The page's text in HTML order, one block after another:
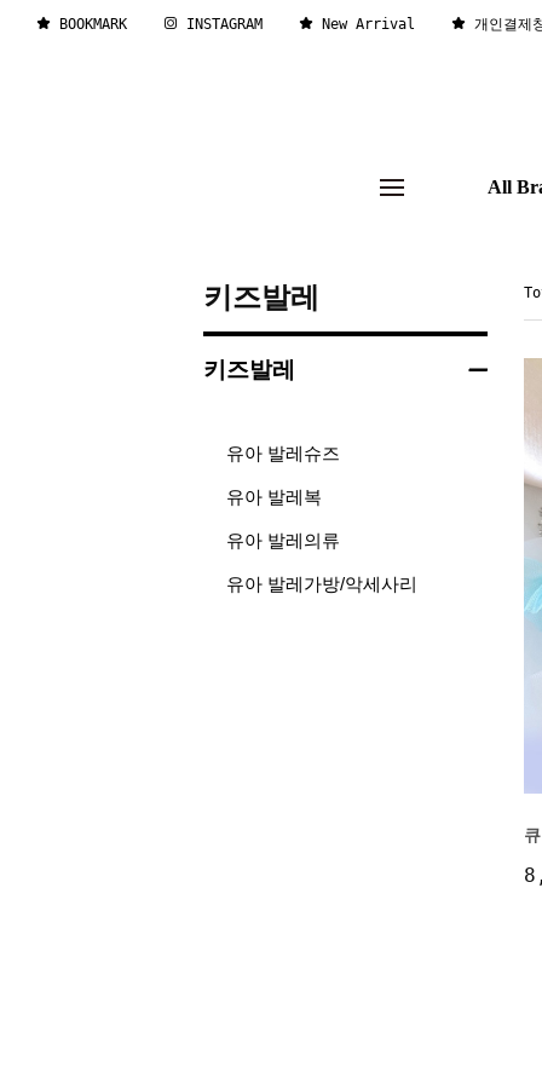
BOOKMARK INSTAGRAM New Arrival 개인결제
All
키즈발레
키즈발레
유아 발레슈즈
유아 발레복
유아 발레의류
유아 발레가방/악세사리